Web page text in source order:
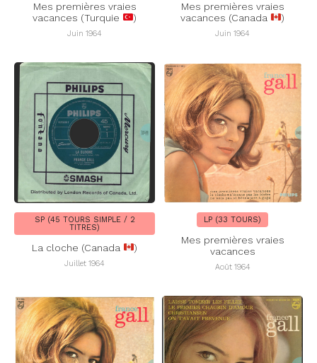
Mes premières vraies
vacances (Turquie
)
Juin 1964
Mes premières vraies
vacances (Canada
)
Juin 1964
SP (45 TOURS SIMPLE / 2
TITRES)
La cloche (Canada )
Juillet 1964
LP (33 TOURS)
Mes premières vraies
vacances
Août 1964